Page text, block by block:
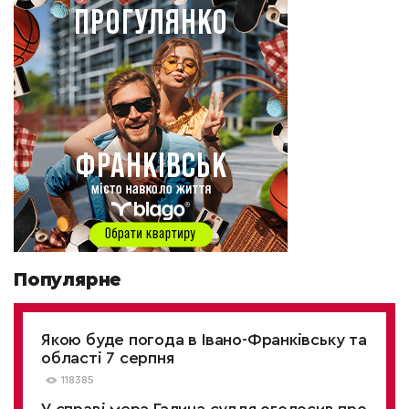
Популярне
Якою буде погода в Івано-Франківську та
області 7 серпня
118385